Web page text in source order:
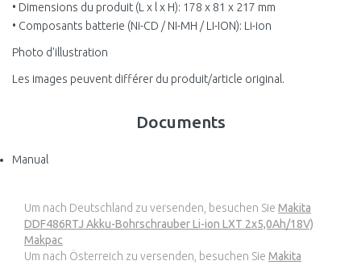
• Dimensions du produit (L x l x H): 178 x 81 x 217 mm
• Composants batterie (Ni-CD / NI-MH / LI-ION): Li-ion
Photo d'illustration
Les images peuvent différer du produit/article original.
Documents
Manual
Um nach Deutschland zu versenden, besuchen Sie Makita
DDF486RTJ Akku-Bohrschrauber Li-ion LXT 2x5,0Ah/18V)
Makpac
Um nach Österreich zu versenden, besuchen Sie Makita